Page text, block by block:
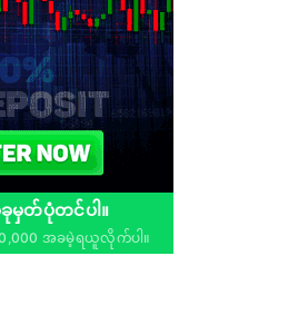
မှတ်ပုံတင်ပါ။
အခမဲ့ရယူလိုက်ပါ။